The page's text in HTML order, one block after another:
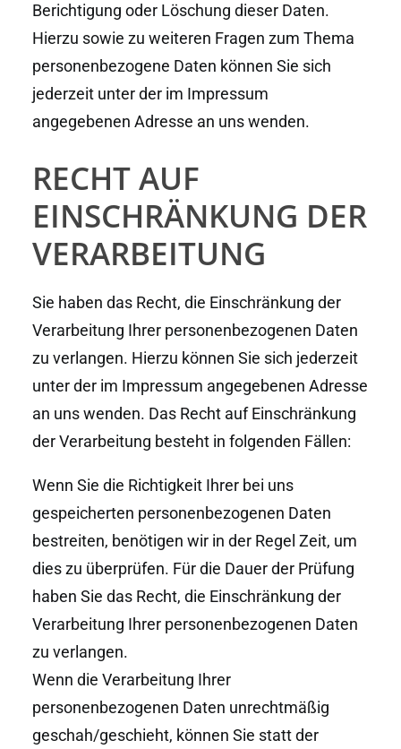
Berichtigung oder Löschung dieser Daten.
Hierzu sowie zu weiteren Fragen zum Thema
personenbezogene Daten können Sie sich
jederzeit unter der im Impressum
angegebenen Adresse an uns wenden.
RECHT AUF
EINSCHRÄNKUNG DER
VERARBEITUNG
Sie haben das Recht, die Einschränkung der
Verarbeitung Ihrer personenbezogenen Daten
zu verlangen. Hierzu können Sie sich jederzeit
unter der im Impressum angegebenen Adresse
an uns wenden. Das Recht auf Einschränkung
der Verarbeitung besteht in folgenden Fällen:
Wenn Sie die Richtigkeit Ihrer bei uns
gespeicherten personenbezogenen Daten
bestreiten, benötigen wir in der Regel Zeit, um
dies zu überprüfen. Für die Dauer der Prüfung
haben Sie das Recht, die Einschränkung der
Verarbeitung Ihrer personenbezogenen Daten
zu verlangen.
Wenn die Verarbeitung Ihrer
personenbezogenen Daten unrechtmäßig
geschah/geschieht, können Sie statt der